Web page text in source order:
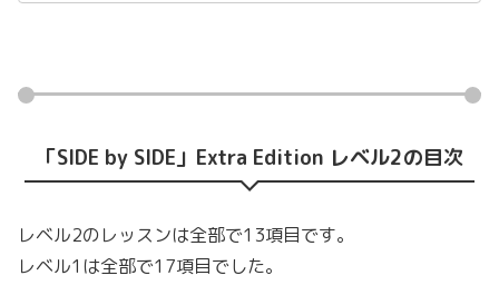
「SIDE by SIDE」Extra Edition レベル2の目次
レベル2のレッスンは全部で13項目です。
レベル1は全部で17項目でした。